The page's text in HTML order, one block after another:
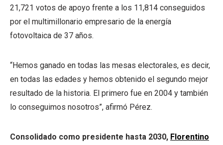
21,721 votos de apoyo frente a los 11,814 conseguidos
por el multimillonario empresario de la energía
fotovoltaica de 37 años.
“Hemos ganado en todas las mesas electorales, es decir,
en todas las edades y hemos obtenido el segundo mejor
resultado de la historia. El primero fue en 2004 y también
lo conseguimos nosotros”, afirmó Pérez.
Consolidado como presidente hasta 2030, Florentino